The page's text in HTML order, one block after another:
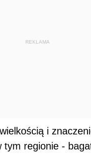
REKLAMA
i
tym regionie -